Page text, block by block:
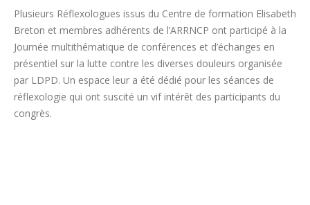
Plusieurs Réflexologues issus du Centre de formation Elisabeth
Breton et membres adhérents de l’ARRNCP ont participé à la
Journée multithématique de conférences et d’échanges en
présentiel sur la lutte contre les diverses douleurs organisée
par LDPD. Un espace leur a été dédié pour les séances de
réflexologie qui ont suscité un vif intérêt des participants du
congrès.